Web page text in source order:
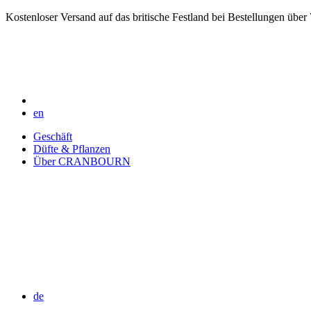
Kostenloser Versand auf das britische Festland bei Bestellungen über
en
Geschäft
Düfte & Pflanzen
Über CRANBOURN
de